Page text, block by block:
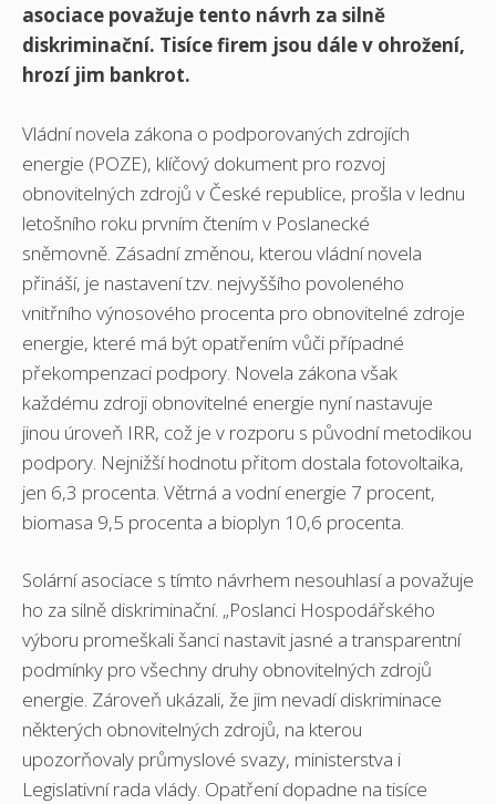
asociace považuje tento návrh za silně
diskriminační. Tisíce firem jsou dále v ohrožení,
hrozí jim bankrot.
Vládní novela zákona o podporovaných zdrojích
energie (POZE), klíčový dokument pro rozvoj
obnovitelných zdrojů v České republice, prošla v lednu
letošního roku prvním čtením v Poslanecké
sněmovně. Zásadní změnou, kterou vládní novela
přináší, je nastavení tzv. nejvyššího povoleného
vnitřního výnosového procenta pro obnovitelné zdroje
energie, které má být opatřením vůči případné
překompenzaci podpory. Novela zákona však
každému zdroji obnovitelné energie nyní nastavuje
jinou úroveň IRR, což je v rozporu s původní metodikou
podpory. Nejnižší hodnotu přitom dostala fotovoltaika,
jen 6,3 procenta. Větrná a vodní energie 7 procent,
biomasa 9,5 procenta a bioplyn 10,6 procenta.
Solární asociace s tímto návrhem nesouhlasí a považuje
ho za silně diskriminační. „Poslanci Hospodářského
výboru promeškali šanci nastavit jasné a transparentní
podmínky pro všechny druhy obnovitelných zdrojů
energie. Zároveň ukázali, že jim nevadí diskriminace
některých obnovitelných zdrojů, na kterou
upozorňovaly průmyslové svazy, ministerstva i
Legislativní rada vlády. Opatření dopadne na tisíce